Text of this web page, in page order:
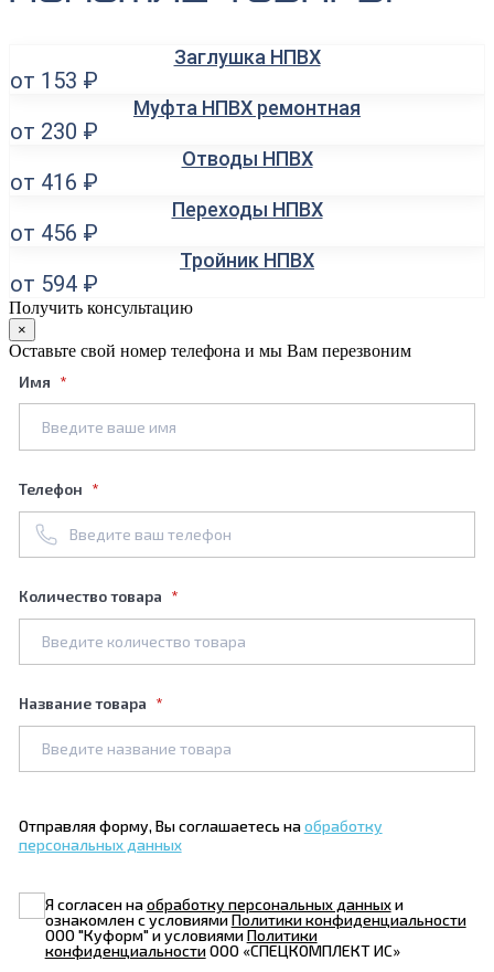
Заглушка НПВХ
от 153 ₽
Муфта НПВХ ремонтная
от 230 ₽
Отводы НПВХ
от 416 ₽
Переходы НПВХ
от 456 ₽
Тройник НПВХ
от 594 ₽
Получить консультацию
×
Оставьте свой номер телефона и мы Вам перезвоним
Имя
Телефон
Количество товара
Название товара
Отправляя форму, Вы соглашаетесь наобработку
персональных данных
Я согласен наобработку персональных данныхи
ознакомлен с условиямиПолитики конфиденциальности
ООО "Куформ" и условиямиПолитики
конфиденциальностиООО «СПЕЦКОМПЛЕКТ ИС»